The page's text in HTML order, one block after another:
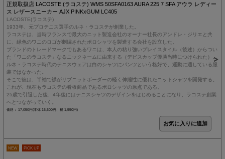
正規取扱店 LACOSTE (ラコステ) WMS 50SFA0163 AURA 225 7 SFA アウラ レディー
ス レザースニーカー AJX PINKxGUM LC405
LACOSTE(ラコステ)
1933年、元プロテニス選手のルネ・ラコステが創業した。
ラコステは、当時フランスで最大のニット製造会社のオーナー社長のアンドレ・ジリエと共
に、緑色のワニのロゴが刺繍されたポロシャツを製造する会社を設立した。
ブランドのトレードマークでもあるワニは、本人の粘り強いプレイスタイル（後述）からつい
た「ワニのラコステ」なるニックネームに由来する（デビスカップ優勝当時につけられた）。
ルネ・ラコステ時代のテニスウェアは白のシャツにパンツという格好で、運動に適している服
装ではなかった。
そこで彼は、半袖で襟がリブニットボーダーの軽く伸縮性に優れたニットシャツを開発する。
これが、現在もラコステの看板商品であるポロシャツの原点である。
25歳で引退した後、4年後にはテニスシャツのデザインをはじめることになり、ラコステ創業
へとつながっていく。
価格： 17,050円(本体 15,500円、税 1,550円)
NEW PICK UP